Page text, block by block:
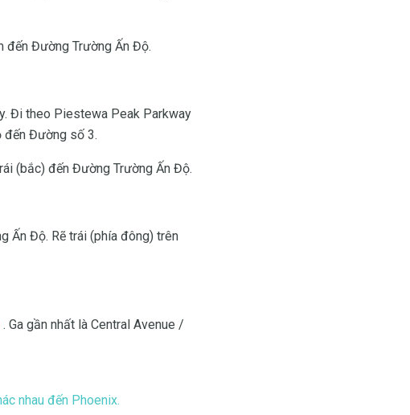
đến Đường Trường Ấn Độ.
Đi theo Piestewa Peak Parkway
đến Đường số 3.
(bắc) đến Đường Trường Ấn Độ.
Ấn Độ. Rẽ trái (phía đông) trên
. Ga gần nhất là Central Avenue /
nhau đến Phoenix.